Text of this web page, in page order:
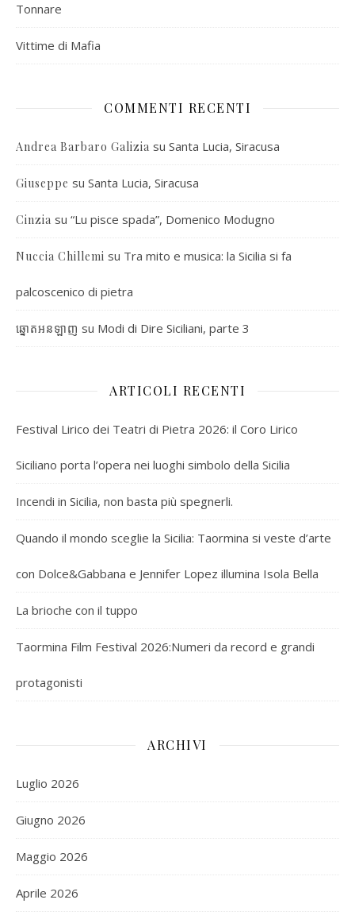
Tonnare
Vittime di Mafia
COMMENTI RECENTI
Andrea Barbaro Galizia su Santa Lucia, Siracusa
Giuseppe su Santa Lucia, Siracusa
Cinzia su “Lu pisce spada”, Domenico Modugno
Nuccia Chillemi su Tra mito e musica: la Sicilia si fa
palcoscenico di pietra
ឆ្នោតអនឡាញ su Modi di Dire Siciliani, parte 3
ARTICOLI RECENTI
Festival Lirico dei Teatri di Pietra 2026: il Coro Lirico
Siciliano porta l’opera nei luoghi simbolo della Sicilia
Incendi in Sicilia, non basta più spegnerli.
Quando il mondo sceglie la Sicilia: Taormina si veste d’arte
con Dolce&Gabbana e Jennifer Lopez illumina Isola Bella
La brioche con il tuppo
Taormina Film Festival 2026:Numeri da record e grandi
protagonisti
ARCHIVI
Luglio 2026
Giugno 2026
Maggio 2026
Aprile 2026